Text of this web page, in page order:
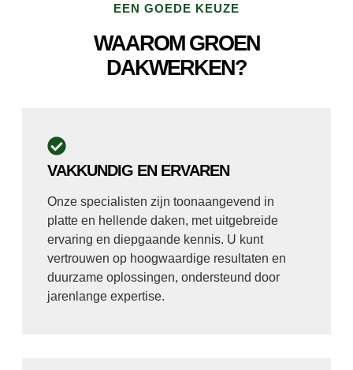
EEN GOEDE KEUZE
WAAROM GROEN
DAKWERKEN?
VAKKUNDIG EN ERVAREN
Onze specialisten zijn toonaangevend in
platte en hellende daken, met uitgebreide
ervaring en diepgaande kennis. U kunt
vertrouwen op hoogwaardige resultaten en
duurzame oplossingen, ondersteund door
jarenlange expertise.